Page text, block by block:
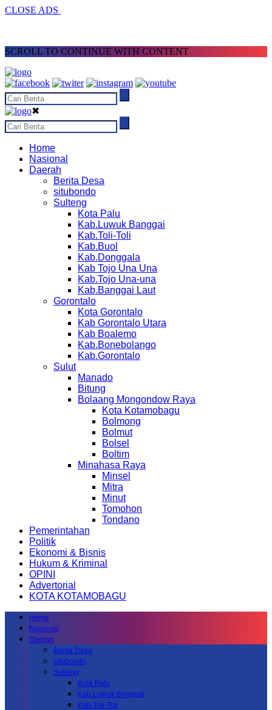
CLOSE ADS
SCROLL TO CONTINUE WITH CONTENT
✖
Home
Nasional
Daerah
Berita Desa
situbondo
Sulteng
Kota Palu
Kab.Luwuk Banggai
Kab.Toli-Toli
Kab.Buol
Kab.Donggala
Kab Tojo Una Una
Kab.Tojo Una-una
Kab.Banggai Laut
Gorontalo
Kota Gorontalo
Kab Gorontalo Utara
Kab Boalemo
Kab.Bonebolango
Kab.Gorontalo
Sulut
Manado
Bitung
Bolaang Mongondow Raya
Kota Kotamobagu
Bolmong
Bolmut
Bolsel
Boltim
Minahasa Raya
Minsel
Mitra
Minut
Tomohon
Tondano
Pemerintahan
Politik
Ekonomi & Bisnis
Hukum & Kriminal
OPINI
Advertorial
KOTA KOTAMOBAGU
Home
Nasional
Daerah
Berita Desa
situbondo
Sulteng
Kota Palu
Kab.Luwuk Banggai
Kab.Toli-Toli